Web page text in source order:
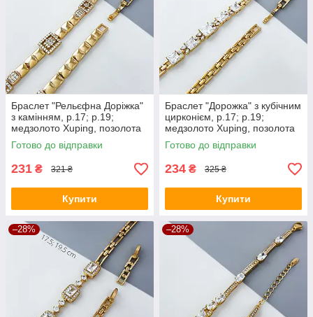
Браслет "Рельєфна Доріжка"
з камінням, р.17; р.19;
медзолото Xuping, позолота
18К
Готово до відправки
231 ₴ 321 ₴
Купити
Браслет "Дорожка" з кубічним
цирконієм, р.17; р.19;
медзолото Xuping, позолота
18К
Готово до відправки
234 ₴ 325 ₴
Купити
–28% –28%